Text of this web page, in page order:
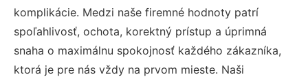
komplikácie. Medzi naše firemné hodnoty patrí
spoľahlivosť, ochota, korektný prístup a úprimná
snaha o maximálnu spokojnosť každého zákazníka,
ktorá je pre nás vždy na prvom mieste. Naši